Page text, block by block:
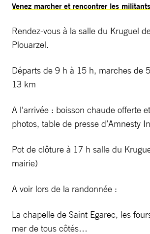
Venez marcher et rencontrer les
Rendez-vous à la salle du Kruguel
Plouarzel.
Départs de 9 h à 15 h, marches de
13 km
A l’arrivée : boisson chaude offerte
photos, table de presse d’Amnesty
Pot de clôture à 17 h salle du
mairie)
A voir lors de la randonnée :
La chapelle de Saint Egarec, les
mer de tous côtés…